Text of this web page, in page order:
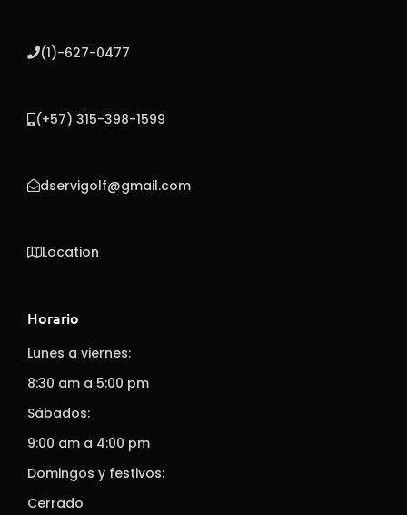
(1)-627-0477
(+57) 315-398-1599
dservigolf@gmail.com
Location
Horario
Lunes a viernes:
8:30 am a 5:00 pm
Sábados:
9:00 am a 4:00 pm
Domingos y festivos:
Cerrado